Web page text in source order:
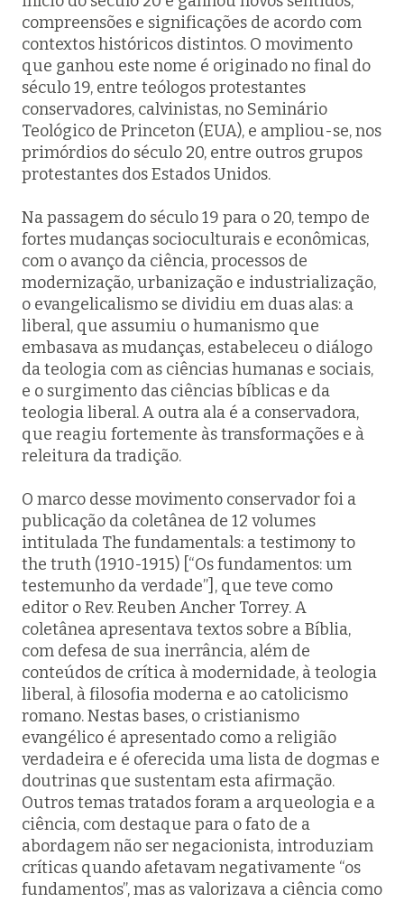
compreensões e significações de acordo com
contextos históricos distintos. O movimento
que ganhou este nome é originado no final do
século 19, entre teólogos protestantes
conservadores, calvinistas, no Seminário
Teológico de Princeton (EUA), e ampliou-se, nos
primórdios do século 20, entre outros grupos
protestantes dos Estados Unidos.
Na passagem do século 19 para o 20, tempo de
fortes mudanças socioculturais e econômicas,
com o avanço da ciência, processos de
modernização, urbanização e industrialização,
o evangelicalismo se dividiu em duas alas: a
liberal, que assumiu o humanismo que
embasava as mudanças, estabeleceu o diálogo
da teologia com as ciências humanas e sociais,
e o surgimento das ciências bíblicas e da
teologia liberal. A outra ala é a conservadora,
que reagiu fortemente às transformações e à
releitura da tradição.
O marco desse movimento conservador foi a
publicação da coletânea de 12 volumes
intitulada The fundamentals: a testimony to
the truth (1910-1915) [“Os fundamentos: um
testemunho da verdade”], que teve como
editor o Rev. Reuben Ancher Torrey. A
coletânea apresentava textos sobre a Bíblia,
com defesa de sua inerrância, além de
conteúdos de crítica à modernidade, à teologia
liberal, à filosofia moderna e ao catolicismo
romano. Nestas bases, o cristianismo
evangélico é apresentado como a religião
verdadeira e é oferecida uma lista de dogmas e
doutrinas que sustentam esta afirmação.
Outros temas tratados foram a arqueologia e a
ciência, com destaque para o fato de a
abordagem não ser negacionista, introduziam
críticas quando afetavam negativamente “os
fundamentos”, mas as valorizava a ciência como